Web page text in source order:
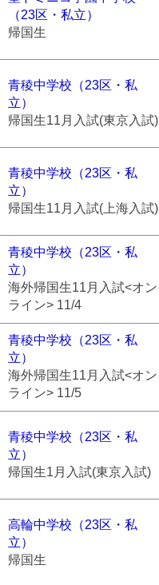
（23区・私立）
帰国生
青稜中学校（23区・私
立）
帰国生11月入試(東京入試)
青稜中学校（23区・私
立）
帰国生11月入試(上海入試)
青稜中学校（23区・私
立）
海外帰国生11月入試<オン
ライン> 11/4
青稜中学校（23区・私
立）
海外帰国生11月入試<オン
ライン> 11/5
青稜中学校（23区・私
立）
帰国生1月入試(東京入試)
高輪中学校（23区・私
立）
帰国生